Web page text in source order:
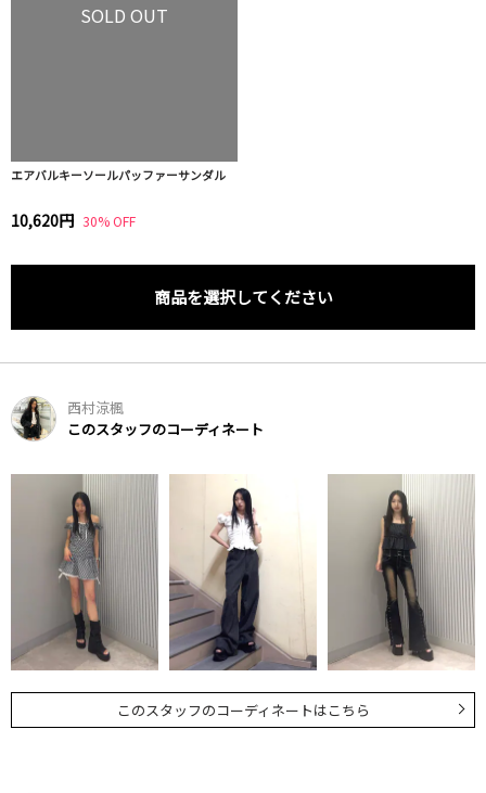
SOLD OUT
エアバルキーソールパッファーサンダル
10,620円 30% OFF
商品を選択してください
西村涼楓
このスタッフのコーディネート
このスタッフのコーディネートはこちら